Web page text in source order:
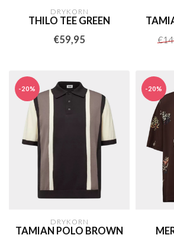
DRYKORN
THILO TEE GREEN
€59,95
-20%
DRYKORN
TAMIAN POLO BROWN
-20%